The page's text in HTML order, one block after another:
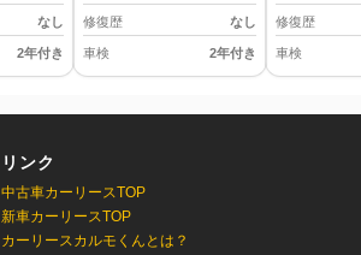
なし
2年付き
修復歴 なし
車検 2年付き
修復歴
車検
リンク
中古車カーリースTOP
新車カーリースTOP
カーリースカルモくんとは？